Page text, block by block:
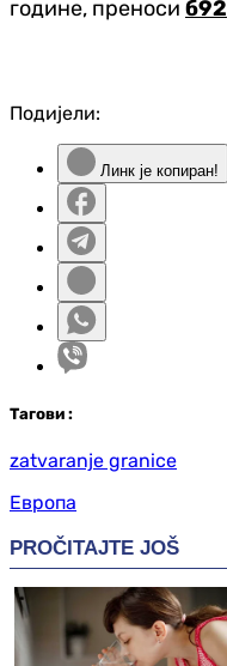
године, преноси б92
Подијели:
Линк је копиран!
Тагови :
zatvaranje granice
Европа